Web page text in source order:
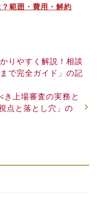
範囲・費用・解約
りやすく解説！相談
で完全ガイド」の記
き上場審査の実務と
点と落とし穴」の